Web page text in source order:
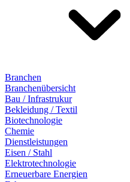
Branchen
Branchenübersicht
Bau / Infrastrukur
Bekleidung / Textil
Biotechnologie
Chemie
Dienstleistungen
Eisen / Stahl
Elektrotechnologie
Erneuerbare Energien